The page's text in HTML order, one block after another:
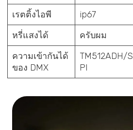
เรตติ้งไอพี ip67
หรี่แสงได้
ครับผม
ความเข้ากันได้
ของ DMX
TM512ADH/S
PI